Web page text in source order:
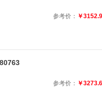
参考价： ￥
参考价： ￥